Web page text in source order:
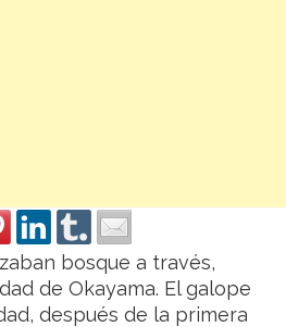
bosque a través,
de Okayama. El galope
después de la primera